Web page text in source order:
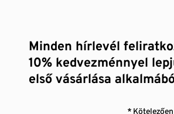
Minden hírlevél
10% kedvezménnyel
első vásárlása
*